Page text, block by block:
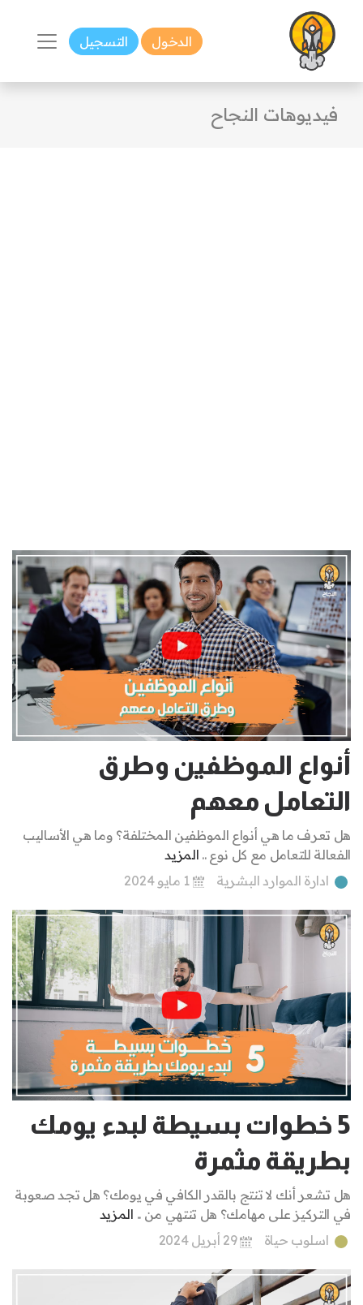
الدخول التسجيل
فيديوهات النجاح
أنواع الموظفين وطرق
التعامل معهم
هل تعرف ما هي أنواع الموظفين المختلفة؟ وما هي الأساليب
الفعالة للتعامل مع كل نوع .. المزيد
ادارة الموارد البشرية
1 مايو 2024
5 خطوات بسيطة لبدء يومك
بطريقة مثمرة
هل تشعر أنك لا تنتج بالقدر الكافي في يومك؟ هل تجد صعوبة
في التركيز على مهامك؟ هل تنتهي من .. المزيد
اسلوب حياة
29 أبريل 2024